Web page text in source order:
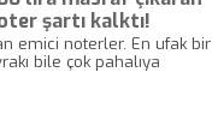
şartı kalktı!
emici noterler. En ufak bir
bile çok pahalıya